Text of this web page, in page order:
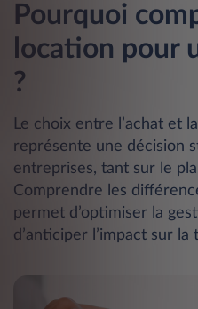
Pourquoi
location pour
?
Le choix entre l’achat et
représente une décision
entreprises, tant sur le
Comprendre les
permet d’optimiser la
d’anticiper l’impact sur la